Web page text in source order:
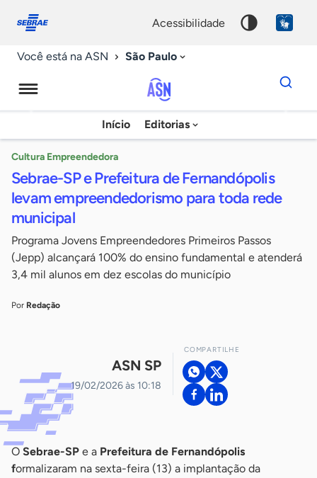
conosco
acessibilidade
Você está na ASN São Paulo
Agência
Sebrae
Notícias
Início Editorias
Dados
para
chave
Cultura Empreendedora
Sebrae-SP e Prefeitura de Fernandópolis
levam empreendedorismo para toda rede
municipal
Programa Jovens Empreendedores Primeiros Passos
(Jepp) alcançará 100% do ensino fundamental e atenderá
3,4 mil alunos em dez escolas do município
Por Redação
ASN SP
19/02/2026 às 10:18
COMPARTILHE
O Sebrae-SP e a Prefeitura de Fernandópolis
formalizaram na sexta-feira (13) a implantação da